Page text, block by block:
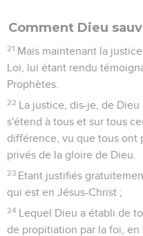
Comment Dieu
21 Mais maintenant la
Loi, lui étant rendu
Prophètes.
22 La justice, dis-je, de Dieu
s'étend à tous et sur tous
différence, vu que tous ont
privés de la gloire de Dieu.
23 Etant justifiés
qui est en Jésus-Christ ;
24 Lequel Dieu a établi de
de propitiation par la foi, en